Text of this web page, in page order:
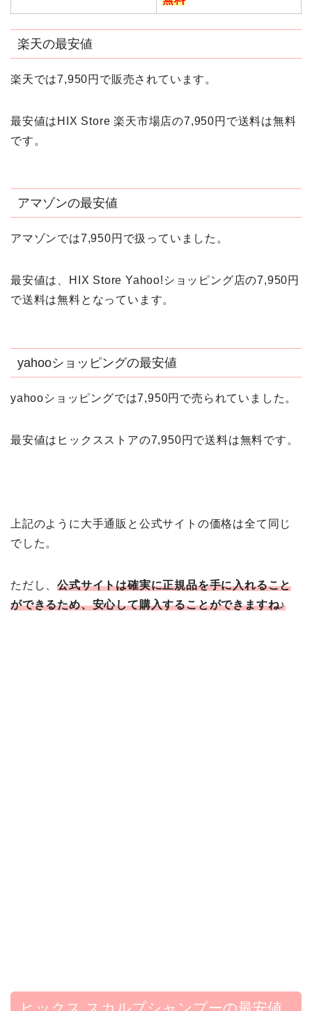
楽天の最安値
楽天では7,950円で販売されています。
最安値はHIX Store 楽天市場店の7,950円で送料は無料
です。
アマゾンの最安値
アマゾンでは7,950円で扱っていました。
最安値は、HIX Store Yahoo!ショッピング店の7,950円
で送料は無料となっています。
yahooショッピングの最安値
yahooショッピングでは7,950円で売られていました。
最安値はヒックスストアの7,950円で送料は無料です。
上記のように大手通販と公式サイトの価格は全て同じ
でした。
ただし、公式サイトは確実に正規品を手に入れること
ができるため、安心して購入することができますね♪
ヒックス スカルプシャンプーの最安値